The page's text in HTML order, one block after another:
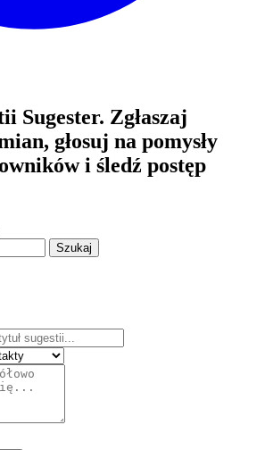
Sugester. Zgłaszaj
głosuj na pomysły
i śledź postęp
Szukaj